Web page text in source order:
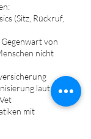
(Sitz, Rückruf,
von
nicht
laut
mit